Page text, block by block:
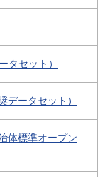
タセット）
データセット）
体標準オープン